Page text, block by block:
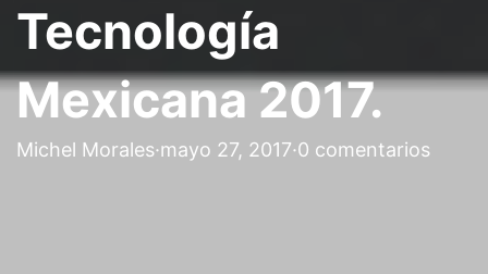
Tecnología
Mexicana 2017.
Michel Morales·mayo 27, 2017·0 comentarios